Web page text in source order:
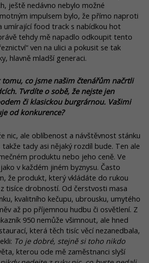
ještě nedávno nebylo možné
impulsem bylo, že přímo naproti
umírající food track s nabídkou hot
tehdy mě napadlo odkoupit tento
ven na ulici a pokusit se tak
hlavně mladší generaci.
tomu, co jsme našim čtenářům načrtli
Tvrdíte o sobě, že nejste jen
či klasickou burgrárnou. Vašimi
od konkurence?
nic, ale oblíbenost a návštěvnost stánku
tady asi nějaký rozdíl bude. Ten ale
produktu nebo jeho ceně. Ve
v každém jiném byznysu. Často
že produkt, který vkládáte do rukou
z tisíce drobností. Od čerstvosti masa
kvalitního kečupu, ubrousku, umytého
až po příjemnou hudbu či osvětlení. Z
950 nemůže všimnout, ale hned
která těch tisíc věcí nezanedbala,
To je dobré, stejně si toho nikdo
kterou ode mě zaměstnanci slyší